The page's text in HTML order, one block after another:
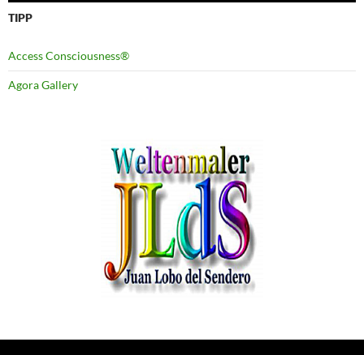
TIPP
Access Consciousness®
Agora Gallery